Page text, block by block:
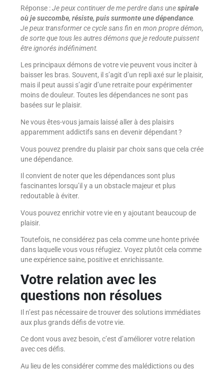
Réponse :Je peux continuer de me perdre dans unespirale
où je succombe, résiste, puis surmonte une dépendance.
Je peux transformer ce cycle sans fin en mon propre démon,
de sorte que tous les autres démons que je redoute puissent
être ignorés indéfiniment.
Les principaux démons de votre vie peuvent vous inciter à
baisser les bras. Souvent, il s’agit d’un repli axé sur le plaisir,
mais il peut aussi s’agir d’une retraite pour expérimenter
moins de douleur. Toutes les dépendances ne sont pas
basées sur le plaisir.
Ne vous êtes-vous jamais laissé aller à des plaisirs
apparemment addictifs sans en devenir dépendant ?
Vous pouvez prendre du plaisir par choix sans que cela crée
une dépendance.
Il convient de noter que les dépendances sont plus
fascinantes lorsqu’il y a un obstacle majeur et plus
redoutable à éviter.
Vous pouvez enrichir votre vie en y ajoutant beaucoup de
plaisir.
Toutefois, ne considérez pas cela comme une honte privée
dans laquelle vous vous réfugiez. Voyez plutôt cela comme
une expérience saine, positive et enrichissante.
Votre relation avec les
questions non résolues
Il n’est pas nécessaire de trouver des solutions immédiates
aux plus grands défis de votre vie.
Ce dont vous avez besoin, c’est d’améliorer votre relation
avec ces défis.
Au lieu de les considérer comme des malédictions ou des